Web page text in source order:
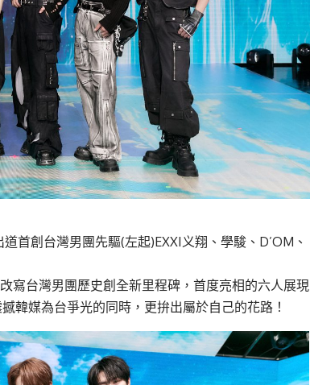
首創台灣男團先驅(左起)EXXI义翔、學駿、D’OM、
寫台灣男團歷史創全新里程碑，首度亮相的六人展現
韓媒為台爭光的同時，更拚出屬於自己的花路！